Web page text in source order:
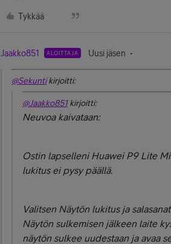
Tykkää
Jaakko851 ALOITTAJA Uusi jäsen
@Sekuntikirjoitti:
@Jaakko851kirjoitti:
Neuvoa kaivataan:
Ostin lapselleni Huawei P9 Lite
lukitus ei pysy päällä.
Valitsen Näytön lukitus ja
Näytön sulkemisen jälkeen laite
näytön sulkee uudestaan ja avaa